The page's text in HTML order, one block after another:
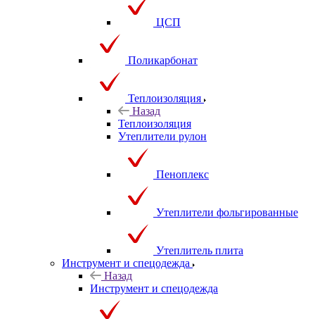
ЦСП
Поликарбонат
Теплоизоляция
Назад
Теплоизоляция
Утеплители рулон
Пеноплекс
Утеплители фольгированные
Утеплитель плита
Инструмент и спецодежда
Назад
Инструмент и спецодежда